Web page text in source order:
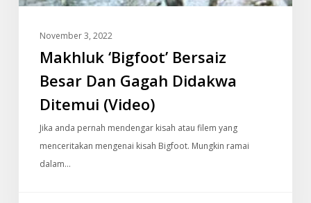
Ditemui
November 3, 2022
Makhluk ‘Bigfoot’ Bersaiz
Besar Dan Gagah Didakwa
Ditemui (Video)
Jika anda pernah mendengar kisah atau filem yang
menceritakan mengenai kisah Bigfoot. Mungkin ramai
dalam…